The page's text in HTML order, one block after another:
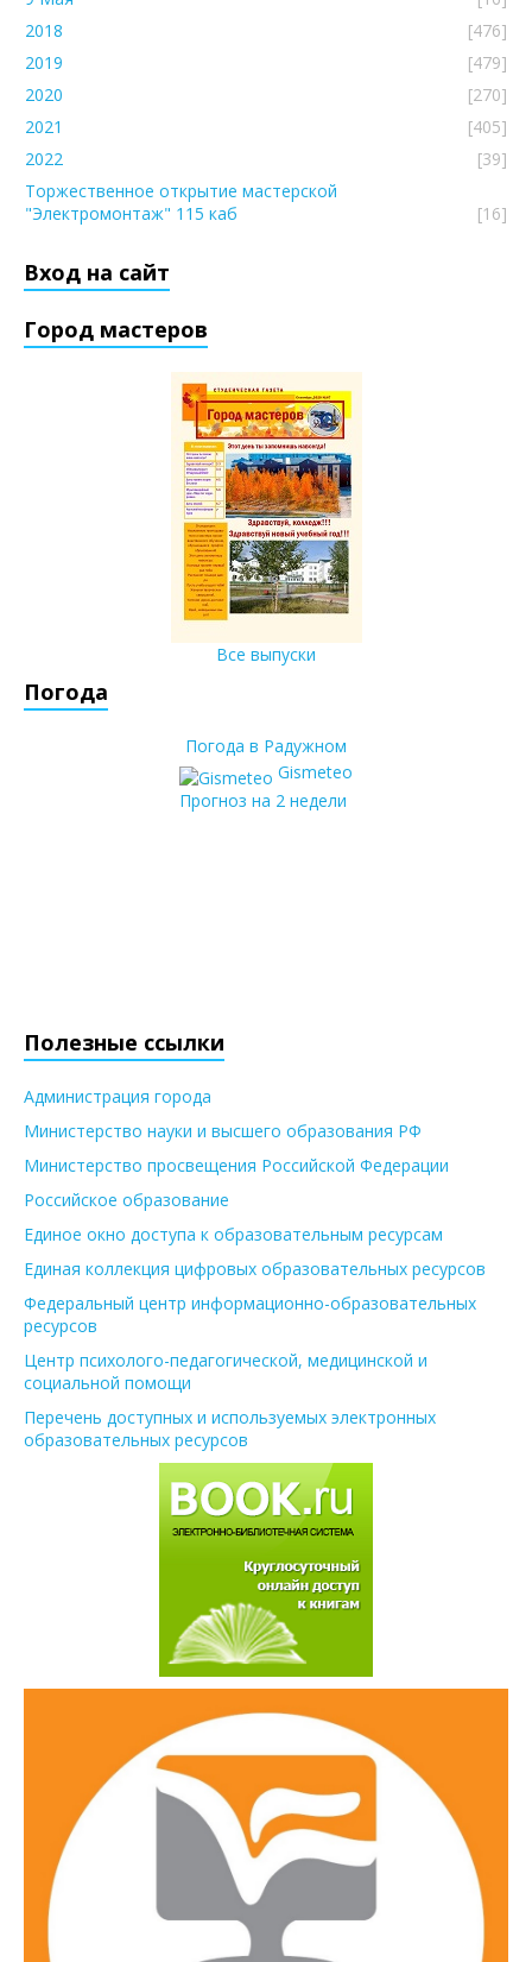
2018
[476]
2019
[479]
2020
[270]
2021
[405]
2022
[39]
Торжественное открытие мастерской
"Электромонтаж" 115 каб
[16]
Вход на сайт
Город мастеров
Все выпуски
Погода
Погода в Радужном
Gismeteo
Прогноз на 2 недели
Полезные ссылки
Администрация города
Министерство науки и высшего образования РФ
Министерство просвещения Российской Федерации
Российское образование
Единое окно доступа к образовательным ресурсам
Единая коллекция цифровых образовательных ресурсов
Федеральный центр информационно-образовательных
ресурсов
Центр психолого-педагогической, медицинской и
социальной помощи
Перечень доступных и используемых электронных
образовательных ресурсов